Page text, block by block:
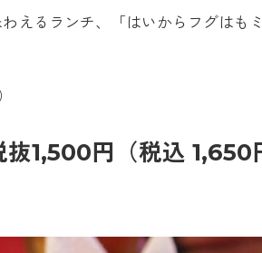
えるランチ、「はいからフグはも
1,500円（税込 1,650